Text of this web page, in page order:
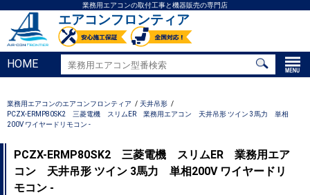
業務用エアコンの取付工事と機器販売の専門店
エアコンフロンティア
HOME
業務用エアコンのエアコンフロンティア
天井吊形
PCZX-ERMP80SK2 三菱電機 スリムER 業務用エアコン 天井吊形 ツイン 3馬力 単相
200V ワイヤードリモコン -
PCZX-ERMP80SK2 三菱電機 スリムER 業務用エア
コン 天井吊形 ツイン 3馬力 単相200V ワイヤードリ
モコン -